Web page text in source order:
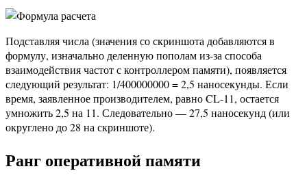
Подставляя числа (значения со скриншота добавляются в
формулу, изначально деленную пополам из-за способа
взаимодействия частот с контроллером памяти), появляется
следующий результат: 1/400000000 = 2,5 наносекунды. Если
время, заявленное производителем, равно CL-11, остается
умножить 2,5 на 11. Следовательно — 27,5 наносекунд (или
округлено до 28 на скриншоте).
Ранг оперативной памяти